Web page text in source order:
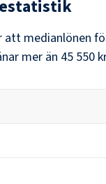
att medianlönen
mer än 45 550 kr